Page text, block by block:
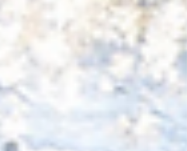
bon entretien : En cas de fortes salissures, pour
correctement et tout en douceur